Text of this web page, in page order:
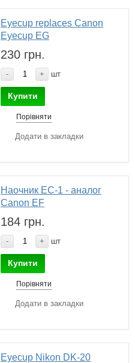
Eyecup replaces Canon
Eyecup EG
230 грн.
- + шт
Купити
Порівняти
Додати в закладки
Наочник EC-1 - аналог
Canon EF
184 грн.
- + шт
Купити
Порівняти
Додати в закладки
Eyecup Nikon DK-20